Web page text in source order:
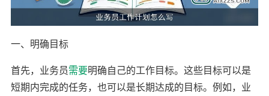
一、明确目标
首先，业务员需要明确自己的工作目标。这些目标可以是
短期内完成的任务，也可以是长期达成的目标。例如，业